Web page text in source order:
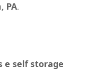
PA.
e self storage